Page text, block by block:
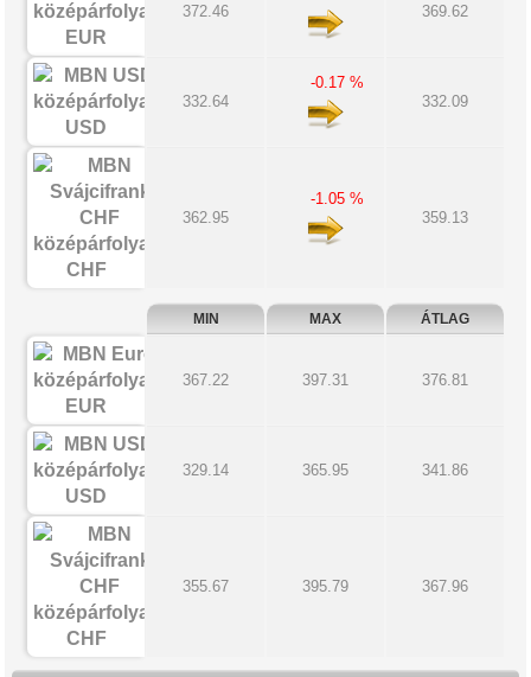
EUR
372.46
369.62
USD
332.64
-0.17 %
332.09
CHF
362.95
-1.05 %
359.13
MIN MAX ÁTLAG
EUR
367.22 397.31 376.81
USD
329.14 365.95 341.86
CHF
355.67 395.79 367.96